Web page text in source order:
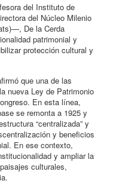
del Instituto de
del Núcleo Milenio
De la Cerda
patrimonial y
protección cultural y
que una de las
nueva Ley de Patrimonio
En esta línea,
se remonta a 1925 y
“centralizada” y
y beneficios
En ese contexto,
y ampliar la
culturales,